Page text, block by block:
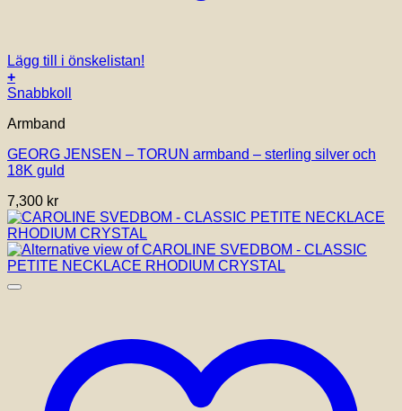
Lägg till i önskelistan!
+
Den
produkten
flera
varianter.
olika
alternativen
kan
väljas
på
produktsidan
Snabbkoll
Armband
GEORG JENSEN – TORUN armband – sterling silver och
18K guld
7,300 kr